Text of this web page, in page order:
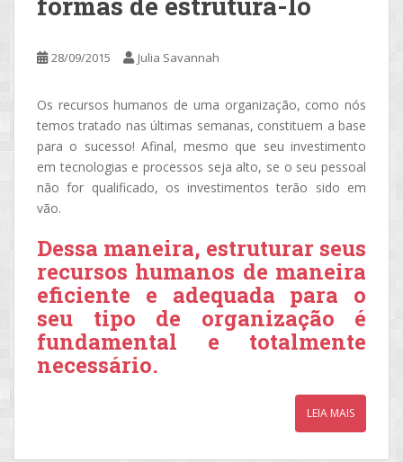
28/09/2015 Julia Savannah
Os recursos humanos de uma organização, como nós
temos tratado nas últimas semanas, constituem a base
para o sucesso! Afinal, mesmo que seu investimento
em tecnologias e processos seja alto, se o seu pessoal
não for qualificado, os investimentos terão sido em
vão.
Dessa maneira, estruturar seus
recursos humanos de maneira
eficiente e adequada para o
seu tipo de organização é
fundamental e totalmente
necessário.
LEIA MAIS